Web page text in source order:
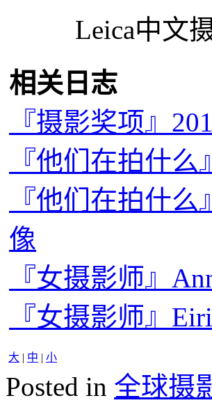
Leica中文
相关日志
『摄影奖项』
『他们在拍什
『他们在拍什
像
『女摄影师』
『女摄影师』
大 | 中 | 小
Posted in 全球摄